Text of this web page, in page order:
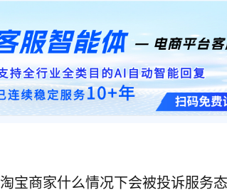
淘宝商家什么情况下会被投诉服务